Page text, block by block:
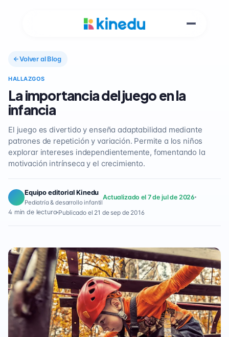
Volver al Blog
HALLAZGOS
La importancia del juego en la
infancia
El juego es divertido y enseña adaptabilidad mediante
patrones de repetición y variación. Permite a los niños
explorar intereses independientemente, fomentando la
motivación intrínseca y el crecimiento.
Equipo editorial Kinedu
Pediatría & desarrollo infantil
Actualizado el 7 de jul de 2026
4 min de lectura Publicado el 21 de sep de 2016